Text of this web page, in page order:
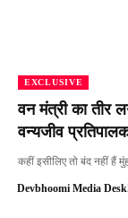
EXCLUSIVE
वन मंत्री का तीर
वन्यजीव
कहीं इसीलिए तो बंद नहीं हैं
Devbhoomi Media Desk